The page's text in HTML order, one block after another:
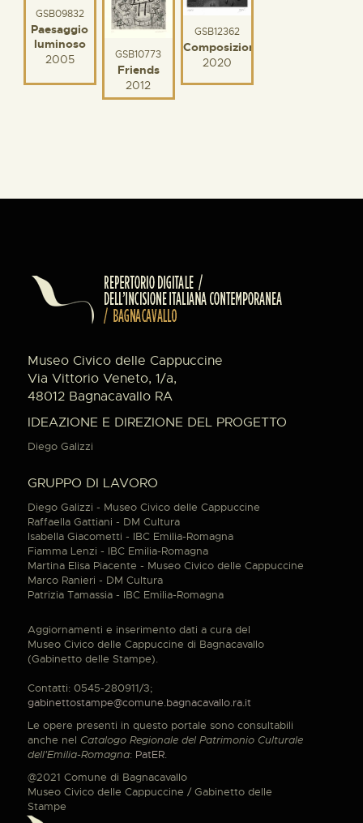
GSB09832
Paesaggio
luminoso
2005
GSB10773
Friends
2012
GSB12362
Composizione
2020
Museo Civico delle Cappuccine
Via Vittorio Veneto, 1/a,
48012 Bagnacavallo RA
IDEAZIONE E DIREZIONE DEL PROGETTO
Diego Galizzi
GRUPPO DI LAVORO
Diego Galizzi - Museo Civico delle Cappuccine
Raffaella Gattiani - DM Cultura
Isabella Giacometti - IBC Emilia-Romagna
Fiamma Lenzi - IBC Emilia-Romagna
Martina Elisa Piacente - Museo Civico delle Cappuccine
Marco Ranieri - DM Cultura
Patrizia Tamassia - IBC Emilia-Romagna
Aggiornamenti e inserimento dati a cura del
Museo Civico delle Cappuccine di Bagnacavallo
(Gabinetto delle Stampe).
Contatti: 0545-280911/3;
gabinettostampe@comune.bagnacavallo.ra.it
Le opere presenti in questo portale sono consultabili
anche nel Catalogo Regionale del Patrimonio Culturale
dell'Emilia-Romagna: PatER.
@2021 Comune di Bagnacavallo
Museo Civico delle Cappuccine / Gabinetto delle
Stampe